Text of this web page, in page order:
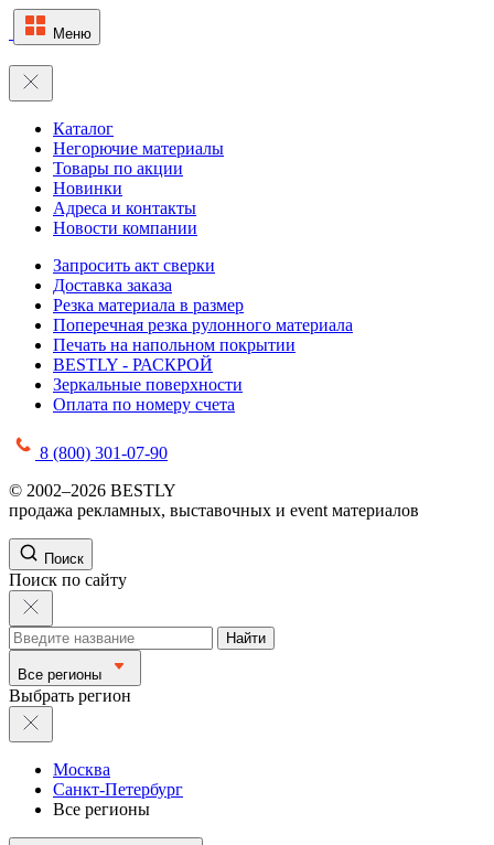
Меню
Каталог
Негорючие материалы
Товары по акции
Новинки
Адреса и контакты
Новости компании
Запросить акт сверки
Доставка заказа
Резка материала в размер
Поперечная резка рулонного материала
Печать на напольном покрытии
BESTLY - РАСКРОЙ
Зеркальные поверхности
Оплата по номеру счета
8 (800) 301-07-90
© 2002–2026 BESTLY
продажа рекламных, выставочных и event материалов
Поиск
Поиск по сайту
Найти
Все регионы
Выбрать регион
Москва
Санкт-Петербург
Все регионы